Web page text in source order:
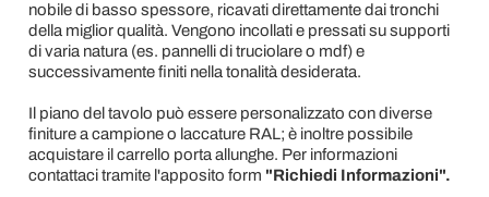
nobile di basso spessore, ricavati direttamente dai tronchi
della miglior qualità. Vengono incollati e pressati su supporti
di varia natura (es. pannelli di truciolare o mdf) e
successivamente finiti nella tonalità desiderata.
Il piano del tavolo può essere personalizzato con diverse
finiture a campione o laccature RAL; è inoltre possibile
acquistare il carrello porta allunghe. Per informazioni
contattaci tramite l'apposito form "Richiedi Informazioni".